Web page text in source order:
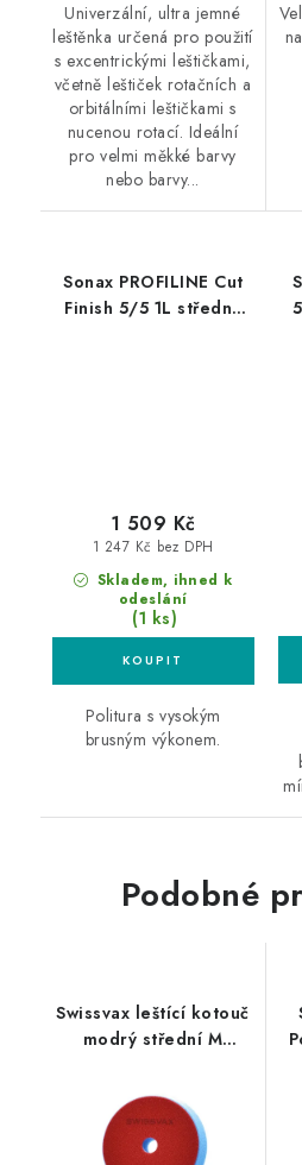
Univerzální, ultra jemné
leštěnka určená pro použití
s excentrickými leštičkami,
včetně leštiček rotačních a
orbitálními leštičkami s
nucenou rotací. Ideální
pro velmi měkké barvy
nebo barvy...
Sonax PROFILINE Cut
Finish 5/5 1L středně
Skladem, ihned k
odeslání
(1 ks)
1 247 Kč bez DPH
1 509 Kč
Politura s vysokým
brusným výkonem.
Podobné
Swissvax leštící kotouč
modrý střední M